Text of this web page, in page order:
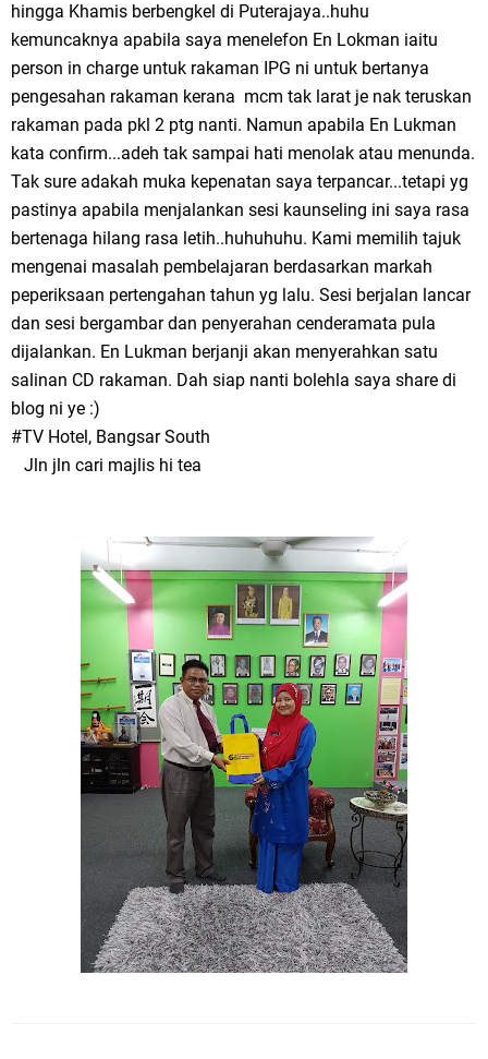
hingga Khamis berbengkel di Puterajaya..huhu
kemuncaknya apabila saya menelefon En Lokman iaitu
person in charge untuk rakaman IPG ni untuk bertanya
pengesahan rakaman kerana mcm tak larat je nak teruskan
rakaman pada pkl 2 ptg nanti. Namun apabila En Lukman
kata confirm...adeh tak sampai hati menolak atau menunda.
Tak sure adakah muka kepenatan saya terpancar...tetapi yg
pastinya apabila menjalankan sesi kaunseling ini saya rasa
bertenaga hilang rasa letih..huhuhuhu. Kami memilih tajuk
mengenai masalah pembelajaran berdasarkan markah
peperiksaan pertengahan tahun yg lalu. Sesi berjalan lancar
dan sesi bergambar dan penyerahan cenderamata pula
dijalankan. En Lukman berjanji akan menyerahkan satu
salinan CD rakaman. Dah siap nanti bolehla saya share di
blog ni ye :)
#TV Hotel, Bangsar South
Jln jln cari majlis hi tea